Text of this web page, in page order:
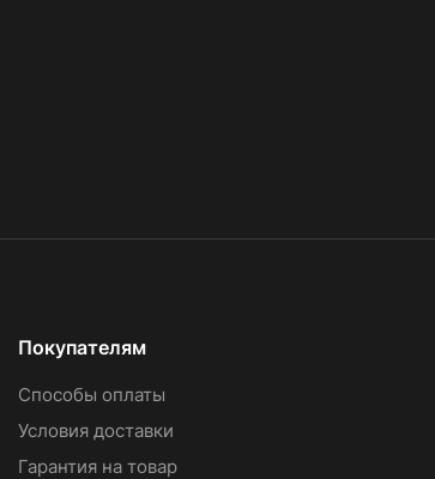
Покупателям
Способы оплаты
Условия доставки
Гарантия на товар